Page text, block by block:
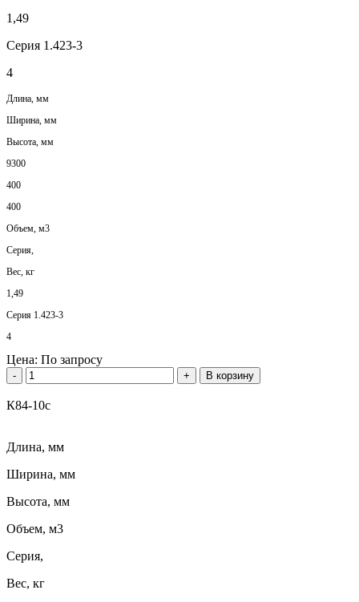
1,49
Серия 1.423-3
4
Длина, мм
Ширина, мм
Высота, мм
9300
400
400
Объем, м3
Серия,
Вес, кг
1,49
Серия 1.423-3
4
Цена: По запросу
- + В корзину
К84-10с
Длина, мм
Ширина, мм
Высота, мм
Объем, м3
Серия,
Вес, кг